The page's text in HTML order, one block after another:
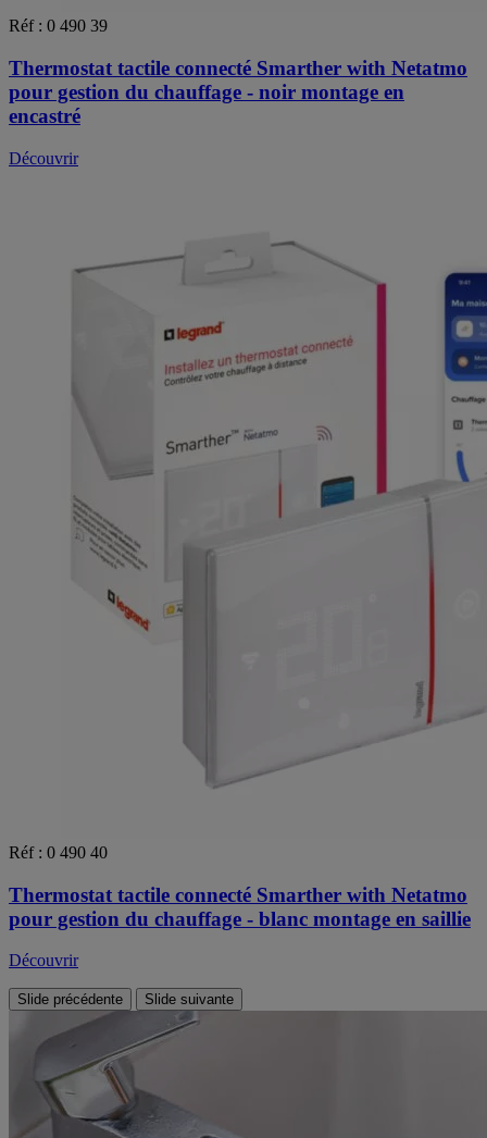
Réf : 0 490 39
Thermostat tactile connecté Smarther with Netatmo
pour gestion du chauffage - noir montage en
encastré
Découvrir
Réf : 0 490 40
Thermostat tactile connecté Smarther with Netatmo
pour gestion du chauffage - blanc montage en saillie
Découvrir
Slide précédente Slide suivante